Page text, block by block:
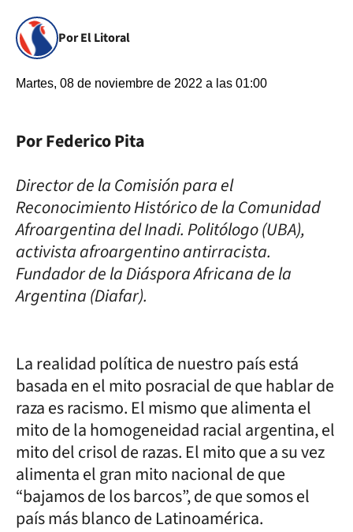
Por El Litoral
Martes, 08 de noviembre de 2022 a las 01:00
Por Federico Pita
Director de la Comisión para el
Reconocimiento Histórico de la Comunidad
Afroargentina del Inadi. Politólogo (UBA),
activista afroargentino antirracista.
Fundador de la Diáspora Africana de la
Argentina (Diafar).
La realidad política de nuestro país está
basada en el mito posracial de que hablar de
raza es racismo. El mismo que alimenta el
mito de la homogeneidad racial argentina, el
mito del crisol de razas. El mito que a su vez
alimenta el gran mito nacional de que
“bajamos de los barcos”, de que somos el
país más blanco de Latinoamérica.